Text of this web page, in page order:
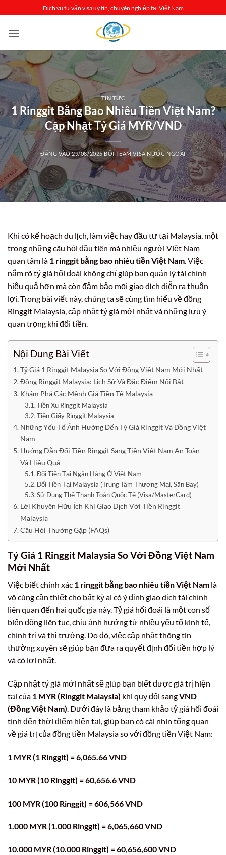
qua
nội
Dịch vụ tư vấn visa uy tín, chuyên nghiệp tại Việt Nam
TIN TỨC
1 Ringgit Bằng Bao Nhiêu Tiền Việt Nam?
Cập Nhật Tỷ Giá MYR/VND
ĐĂNG VÀO29/08/2025BỞITEAM VISA NƯỚC NGOÀI
Khi có kế hoạch du lịch, làm việc hay đầu tư tại Malaysia, một
trong những câu hỏi đầu tiên mà nhiều người Việt Nam
quan tâm là 1 ringgit bằng bao nhiêu tiền Việt Nam. Việc
nắm rõ tỷ giá hối đoái không chỉ giúp bạn quản lý tài chính
hiệu quả hơn mà còn đảm bảo mọi giao dịch diễn ra thuận
lợi. Trong bài viết này, chúng ta sẽ cùng tìm hiểu về đồng
Ringgit Malaysia, cập nhật tỷ giá mới nhất và những lưu ý
quan trọng khi đổi tiền.
Nội Dung Bài Viết
Tỷ Giá 1 Ringgit Malaysia So Với Đồng Việt Nam Mới Nhất
Đồng Ringgit Malaysia: Lịch Sử Và Đặc Điểm Nổi Bật
Khám Phá Các Mệnh Giá Tiền Tệ Malaysia
Tiền Xu Ringgit Malaysia
Tiền Giấy Ringgit Malaysia
Những Yếu Tố Ảnh Hưởng Đến Tỷ Giá Ringgit Và Đồng Việt
Nam
Hướng Dẫn Đổi Tiền Ringgit Sang Tiền Việt Nam An Toàn
Và Hiệu Quả
Đổi Tiền Tại Ngân Hàng Ở Việt Nam
Đổi Tiền Tại Malaysia (Trung Tâm Thương Mại, Sân Bay)
Sử Dụng Thẻ Thanh Toán Quốc Tế (Visa/MasterCard)
Lời Khuyên Hữu Ích Khi Giao Dịch Với Tiền Ringgit
Malaysia
Câu Hỏi Thường Gặp (FAQs)
Tỷ Giá 1 Ringgit Malaysia So Với Đồng Việt Nam
Mới Nhất
Việc biết chính xác 1 ringgit bằng bao nhiêu tiền Việt Nam là
vô cùng cần thiết cho bất kỳ ai có ý định giao dịch tài chính
liên quan đến hai quốc gia này. Tỷ giá hối đoái là một con số
biến động liên tục, chịu ảnh hưởng từ nhiều yếu tố kinh tế,
chính trị và thị trường. Do đó, việc cập nhật thông tin
thường xuyên sẽ giúp bạn đưa ra quyết định đổi tiền hợp lý
và có lợi nhất.
Cập nhật tỷ giá mới nhất sẽ giúp bạn biết được giá trị hiện
tại của 1 MYR (Ringgit Malaysia) khi quy đổi sangVND
(Đồng Việt Nam). Dưới đây là bảng tham khảo tỷ giá hối đoái
tính đến thời điểm hiện tại, giúp bạn có cái nhìn tổng quan
về giá trị của đồng tiền Malaysia so với đồng tiền Việt Nam:
1 MYR (1 Ringgit) = 6,065.66 VND
10 MYR (10 Ringgit) = 60,656.6 VND
100 MYR (100 Ringgit) = 606,566 VND
1.000 MYR (1.000 Ringgit) = 6,065,660 VND
10.000 MYR (10.000 Ringgit) = 60,656,600 VND